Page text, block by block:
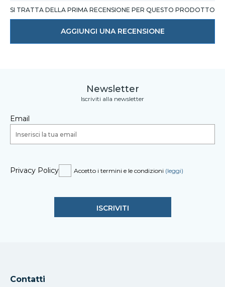
SI TRATTA DELLA PRIMA RECENSIONE PER QUESTO PRODOTTO
AGGIUNGI UNA RECENSIONE
Newsletter
Iscriviti alla newsletter
Email
Privacy Policy Accetto i termini e le condizioni (leggi)
Contatti